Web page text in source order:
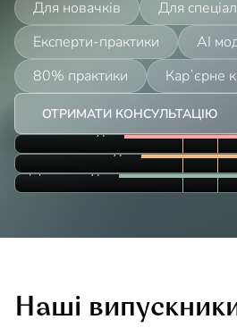
Для новачків
Для
Експерти-практики
AI
80% практики
Карʼєрне
Технічні курси РОЗРОБКА &
Нетехнічні курси
Дизайн курси АНАЛІЗ &
ОТРИМАТИ КОНСУЛЬТАЦІЮ
Наші